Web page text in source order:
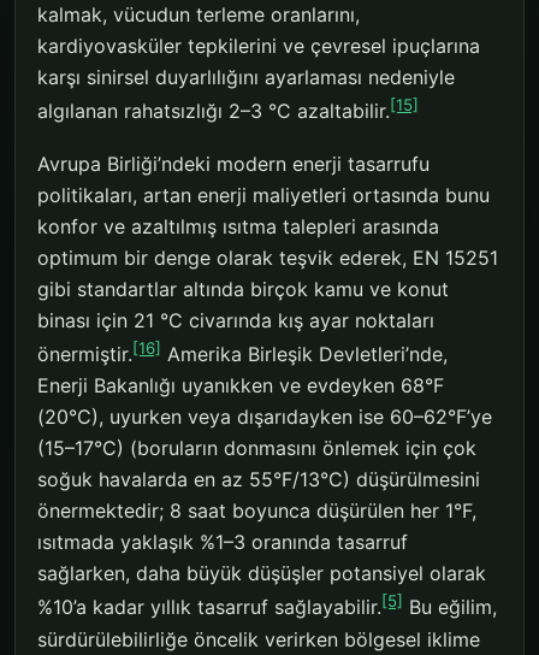
kalmak, vücudun terleme oranlarını,
kardiyovasküler tepkilerini ve çevresel ipuçlarına
karşı sinirsel duyarlılığını ayarlaması nedeniyle
algılanan rahatsızlığı 2–3 °C azaltabilir.[15]
Avrupa Birliği’ndeki modern enerji tasarrufu
politikaları, artan enerji maliyetleri ortasında bunu
konfor ve azaltılmış ısıtma talepleri arasında
optimum bir denge olarak teşvik ederek, EN 15251
gibi standartlar altında birçok kamu ve konut
binası için 21 °C civarında kış ayar noktaları
önermiştir.[16] Amerika Birleşik Devletleri’nde,
Enerji Bakanlığı uyanıkken ve evdeyken 68°F
(20°C), uyurken veya dışarıdayken ise 60–62°F’ye
(15–17°C) (boruların donmasını önlemek için çok
soğuk havalarda en az 55°F/13°C) düşürülmesini
önermektedir; 8 saat boyunca düşürülen her 1°F,
ısıtmada yaklaşık %1–3 oranında tasarruf
sağlarken, daha büyük düşüşler potansiyel olarak
%10’a kadar yıllık tasarruf sağlayabilir.[5] Bu eğilim,
sürdürülebilirliğe öncelik verirken bölgesel iklime